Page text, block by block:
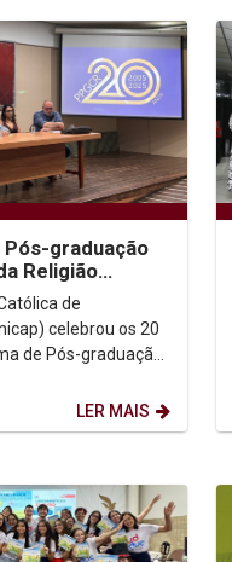
Pós-graduação
Religião
de
celebrou os 20
de Pós-graduação
LER MAIS